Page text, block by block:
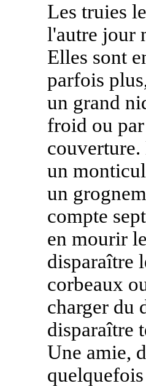
Les truies
l'autre jour
Elles sont
parfois
un grand
froid ou
un
un
compte
en mourir
disparaître
corbeaux
charger du
disparaître
Une amie,